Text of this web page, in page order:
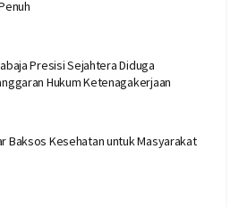
Presisi Sejahtera Diduga
Hukum Ketenagakerjaan
Baksos Kesehatan untuk Masyarakat